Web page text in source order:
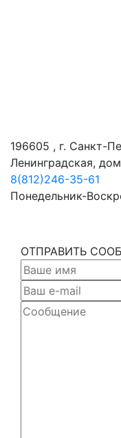
196605 , г. Санкт-
Ленинградская,
8(812)246-35-61
Понедельник-
ОТПРАВИТЬ